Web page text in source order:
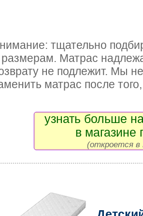
тщательно
Матрас
не подлежит. Мы
матрас после
узнать больше
в магазине
(откроется в